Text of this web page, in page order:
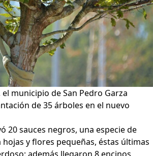
municipio de San Pedro Garza
de 35 árboles en el nuevo
20 sauces negros, una especie de
y flores pequeñas, éstas últimas